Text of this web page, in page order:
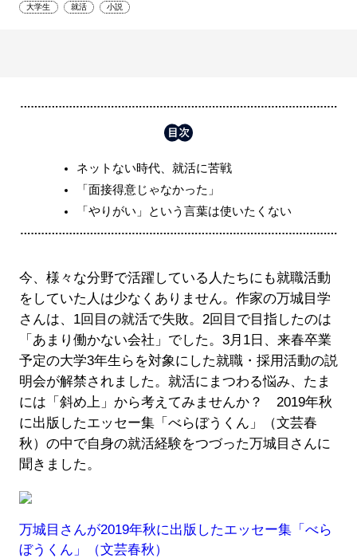
大学生 就活 小説
ネットない時代、就活に苦戦
「面接得意じゃなかった」
「やりがい」という言葉は使いたくない
今、様々な分野で活躍している人たちにも就職活動
をしていた人は少なくありません。作家の万城目学
さんは、1回目の就活で失敗。2回目で目指したのは
「あまり働かない会社」でした。3月1日、来春卒業
予定の大学3年生らを対象にした就職・採用活動の説
明会が解禁されました。就活にまつわる悩み、たま
には「斜め上」から考えてみませんか？ 2019年秋
に出版したエッセー集「べらぼうくん」（文芸春
秋）の中で自身の就活経験をつづった万城目さんに
聞きました。
万城目さんが2019年秋に出版したエッセー集「べら
ぼうくん」（文芸春秋）